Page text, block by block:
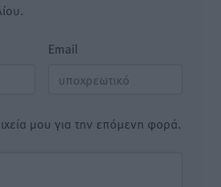
Email
μου για την επόμενη φορά.